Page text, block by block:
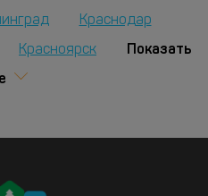
Краснодар
Красноярск
Показать